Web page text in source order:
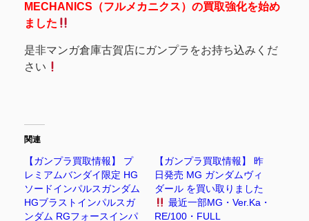
MECHANICS（フルメカニクス）の買取強化を始め
ました
是非マンガ倉庫古賀店にガンプラをお持ち込みくだ
さい
関連
【ガンプラ買取情報】 プ
レミアムバンダイ限定 HG
ソードインパルスガンダム
HGブラストインパルスガ
ンダム RGフォースインパ
【ガンプラ買取情報】 昨
日発売 MG ガンダムヴィ
ダール を買い取りました
最近一部MG・Ver.Ka・
RE/100・FULL